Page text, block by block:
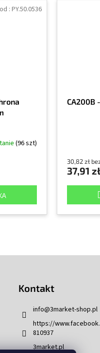
(96 szt)
: PY.50.0536
CA200B
30,82 zł
37,91 zł
Kontakt
info@3market-shop.pl
https://
810937
3market.pl